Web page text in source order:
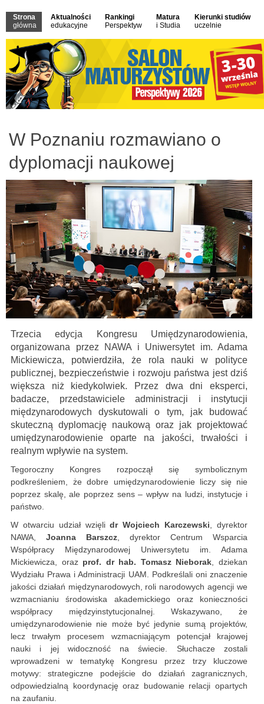
Strona
główna
Aktualności
edukacyjne
Rankingi
Perspektyw
Matura
i Studia
Kierunki studiów
uczelnie
W Poznaniu rozmawiano o
dyplomacji naukowej
Trzecia edycja Kongresu Umiędzynarodowienia,
organizowana przez NAWA i Uniwersytet im. Adama
Mickiewicza, potwierdziła, że rola nauki w polityce
publicznej, bezpieczeństwie i rozwoju państwa jest dziś
większa niż kiedykolwiek. Przez dwa dni eksperci,
badacze, przedstawiciele administracji i instytucji
międzynarodowych dyskutowali o tym, jak budować
skuteczną dyplomację naukową oraz jak projektować
umiędzynarodowienie oparte na jakości, trwałości i
realnym wpływie na system.
Tegoroczny Kongres rozpoczął się symbolicznym
podkreśleniem, że dobre umiędzynarodowienie liczy się nie
poprzez skalę, ale poprzez sens – wpływ na ludzi, instytucje i
państwo.
W otwarciu udział wzięlidr Wojciech Karczewski, dyrektor
NAWA, Joanna Barszcz, dyrektor Centrum Wsparcia
Współpracy Międzynarodowej Uniwersytetu im. Adama
Mickiewicza, oraz prof. dr hab. Tomasz Nieborak, dziekan
Wydziału Prawa i Administracji UAM. Podkreślali oni znaczenie
jakości działań międzynarodowych, roli narodowych agencji we
wzmacnianiu środowiska akademickiego oraz konieczności
współpracy międzyinstytucjonalnej. Wskazywano, że
umiędzynarodowienie nie może być jedynie sumą projektów,
lecz trwałym procesem wzmacniającym potencjał krajowej
nauki i jej widoczność na świecie. Słuchacze zostali
wprowadzeni w tematykę Kongresu przez trzy kluczowe
motywy: strategiczne podejście do działań zagranicznych,
odpowiedzialną koordynację oraz budowanie relacji opartych
na zaufaniu.